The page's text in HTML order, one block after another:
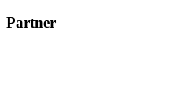
Partner